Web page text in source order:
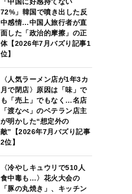
72%」韓国で噴き出した反
中感情…中国人旅行者が直
面した「政治的摩擦」の正
体【2026年7月バズり記事1
位】
〈人気ラーメン店が1年3カ
月で閉店〉原因は「味」で
も「売上」でもなく…名店
「渡なべ」のベテラン店主
が明かした“想定外の
敵”【2026年7月バズり記事
2位】
〈冷やしキュウリで510人
食中毒も…〉花火大会の
「豚の丸焼き」、キッチン